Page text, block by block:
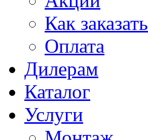
Как заказать
Оплата
Дилерам
Каталог
Услуги